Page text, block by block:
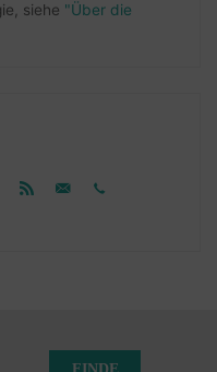
siehe "Über die